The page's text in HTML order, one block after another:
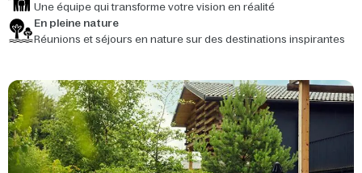
Une équipe qui transforme votre vision en réalité
En pleine nature
Réunions et séjours en nature sur des destinations inspirantes